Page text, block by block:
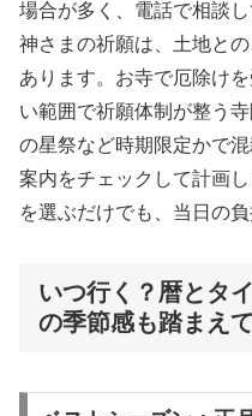
場合が多く、電話で相談
神さまの祈願は、土地と
あります。お寺で厄除け
い範囲で祈願体制が整う
の星祭など時期限定かで
案内をチェックして計画
を選ぶだけでも、当日の
いつ行く？暦とタ
の季節感も踏まえて